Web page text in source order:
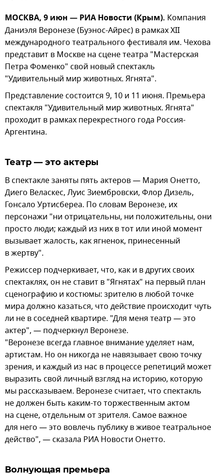
МОСКВА, 9 июн — РИА Новости (Крым). Компания
Даниэля Веронезе (Буэнос-Айрес) в рамках ХII
международного театрального фестиваля им. Чехова
представит в Москве на сцене театра "Мастерская
Петра Фоменко" свой новый спектакль
"Удивительный мир животных. Ягнята".
Представление состоится 9, 10 и 11 июня. Премьера
спектакля "Удивительный мир животных. Ягнята"
проходит в рамках перекрестного года Россия-
Аргентина.
Театр — это актеры
В спектакле заняты пять актеров — Мария Онетто,
Диего Веласкес, Луис Зиембровски, Флор Дизель,
Гонсало Уртисбереа. По словам Веронезе, их
персонажи "ни отрицательны, ни положительны, они
просто люди; каждый из них в тот или иной момент
вызывает жалость, как ягненок, принесенный
в жертву".
Режиссер подчеркивает, что, как и в других своих
спектаклях, он не ставит в "Ягнятах" на первый план
сценографию и костюмы: зрителю в любой точке
мира должно казаться, что действие происходит чуть
ли не в соседней квартире. "Для меня театр — это
актер", — подчеркнул Веронезе.
"Веронезе всегда главное внимание уделяет нам,
артистам. Но он никогда не навязывает свою точку
зрения, и каждый из нас в процессе репетиций может
выразить свой личный взгляд на историю, которую
мы рассказываем. Веронезе считает, что спектакль
не должен быть каким-то торжественным актом
на сцене, отдельным от зрителя. Самое важное
для него — это вовлечь публику в живое театральное
действо", — сказала РИА Новости Онетто.
Волнующая премьера